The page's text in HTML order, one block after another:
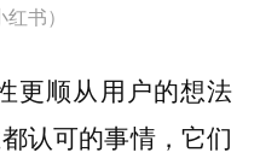
书）
更顺从用户的想法
认可的事情，它们